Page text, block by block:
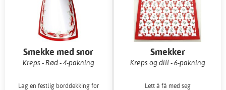
Smekke med snor
Kreps - Rød - 4-pakning
Lag en festlig borddekking for
Smekker
Kreps og dill - 6-pakning
Lett å få med seg